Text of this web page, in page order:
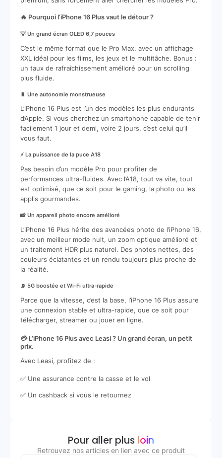
🔥 Pourquoi l’iPhone 16 Plus vaut le détour ?
💡 Un grand écran OLED 6,7 pouces
C’est le même format que le Pro Max, avec un affichage
XXL idéal pour les films, les jeux et le multitâche. Bonus :
un taux de rafraîchissement amélioré pour un scrolling
plus fluide.
🔋 Une autonomie monstrueuse
L’iPhone 16 Plus est l’un des modèles les plus endurants
d’Apple. Si vous cherchez un smartphone capable de tenir
facilement 1 jour et demi, voire 2 jours, c’est celui qu’il
vous faut.
⚡ La puissance de la puce A18
Pas besoin d’un modèle Pro pour profiter de
performances ultra-fluides. Avec l’A18, tout va vite, tout
est optimisé, que ce soit pour le gaming, la photo ou les
applis gourmandes.
📸 Un appareil photo encore amélioré
L’iPhone 16 Plus hérite des avancées photo de l’iPhone 16,
avec un meilleur mode nuit, un zoom optique amélioré et
un traitement HDR plus naturel. Des photos nettes, des
couleurs éclatantes et un rendu toujours plus proche de
la réalité.
📡 5G boostée et Wi-Fi ultra-rapide
Parce que la vitesse, c’est la base, l’iPhone 16 Plus assure
une connexion stable et ultra-rapide, que ce soit pour
télécharger, streamer ou jouer en ligne.
💳 L’iPhone 16 Plus avec Leasi ? Un grand écran, un petit
prix.
Avec Leasi, profitez de :
✅ Une assurance contre la casse et le vol
✅ Un cashback si vous le retournez
Pour aller plus loin
Retrouvez nos articles en lien avec ce produit